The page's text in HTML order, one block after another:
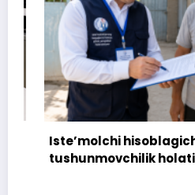
Iste’molchi hisoblagichi
tushunmovchilik holati